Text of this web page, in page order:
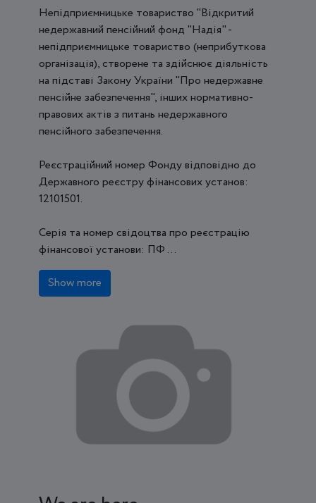
Непідприємницьке товариство "Відкритий
недержавний пенсійний фонд "Надія" -
непідприємницьке товариство (неприбуткова
організація), створене та здійснює діяльність
на підставі Закону України "Про недержавне
пенсійне забезпечення", інших нормативно-
правових актів з питань недержавного
пенсійного забезпечення.
Реєстраційний номер Фонду відповідно до
Державного реєстру фінансових установ:
12101501.
Серія та номер свідоцтва про реєстрацію
фінансової установи: ПФ ...
Show more